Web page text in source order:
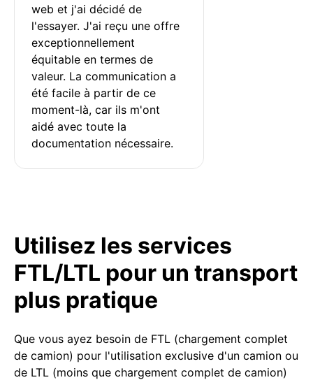
web et j'ai décidé de
l'essayer. J'ai reçu une offre
exceptionnellement
équitable en termes de
valeur. La communication a
été facile à partir de ce
moment-là, car ils m'ont
aidé avec toute la
documentation nécessaire.
Utilisez les services
FTL/LTL pour un transport
plus pratique
Que vous ayez besoin de FTL (chargement complet
de camion) pour l'utilisation exclusive d'un camion ou
de LTL (moins que chargement complet de camion)